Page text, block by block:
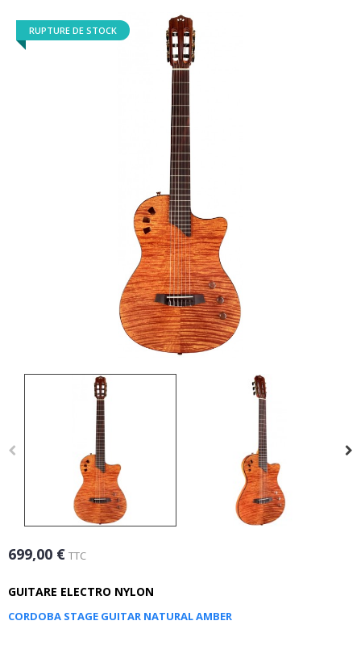
RUPTURE DE STOCK
699,00 € TTC
GUITARE ELECTRO NYLON
CORDOBA STAGE GUITAR NATURAL AMBER